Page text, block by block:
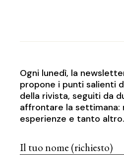
Ogni lunedì, la
propone i punti salienti
della rivista, seguiti da
affrontare la settimana:
esperienze e tanto altro.
Il tuo nome (richiesto)